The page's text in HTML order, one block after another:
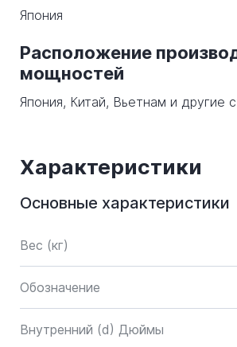
Япония
Расположение
мощностей
Япония, Китай, Вьетнам и другие
Характеристики
Основные характеристики
Вес (кг)
Обозначение
Внутренний (d) Дюймы